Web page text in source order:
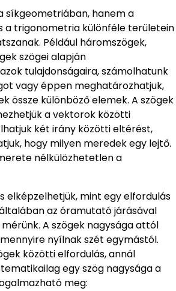
síkgeometriában, hanem a
a trigonometria különféle területein
Például háromszögek,
szögei alapján
tulajdonságaira, számolhatunk
vagy éppen meghatározhatjuk,
össze különböző elemek. A szögek
a vektorok közötti
két irány közötti eltérést,
hogy milyen meredek egy lejtő.
nélkülözhetetlen a
elképzelhetjük, mint egy elfordulás
az óramutató járásával
A szögek nagysága attól
nyílnak szét egymástól.
közötti elfordulás, annál
egy szög nagysága a
meg: